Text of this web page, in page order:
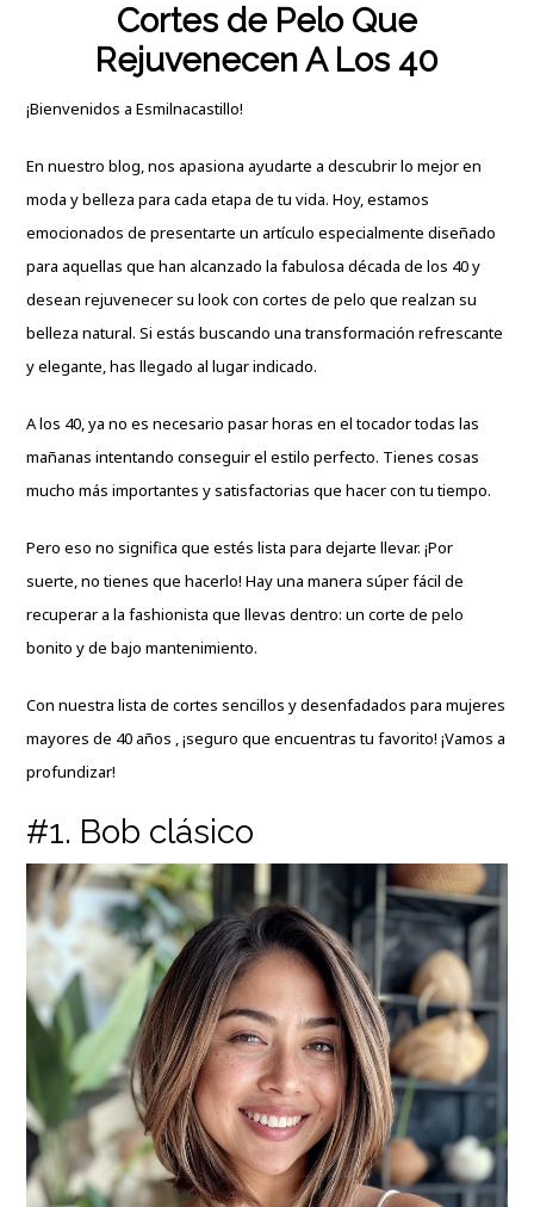
Cortes de Pelo Que
Rejuvenecen A Los 40
¡Bienvenidos a Esmilnacastillo!
En nuestro blog, nos apasiona ayudarte a descubrir lo mejor en
moda y belleza para cada etapa de tu vida. Hoy, estamos
emocionados de presentarte un artículo especialmente diseñado
para aquellas que han alcanzado la fabulosa década de los 40 y
desean rejuvenecer su look con cortes de pelo que realzan su
belleza natural. Si estás buscando una transformación refrescante
y elegante, has llegado al lugar indicado.
A los 40, ya no es necesario pasar horas en el tocador todas las
mañanas intentando conseguir el estilo perfecto. Tienes cosas
mucho más importantes y satisfactorias que hacer con tu tiempo.
Pero eso no significa que estés lista para dejarte llevar. ¡Por
suerte, no tienes que hacerlo! Hay una manera súper fácil de
recuperar a la fashionista que llevas dentro: un corte de pelo
bonito y de bajo mantenimiento.
Con nuestra lista de cortes sencillos y desenfadados paramujeres
mayores de 40 años , ¡seguro que encuentras tu favorito! ¡Vamos a
profundizar!
#1. Bob clásico